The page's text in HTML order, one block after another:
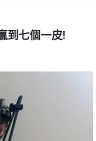
到七個一皮!